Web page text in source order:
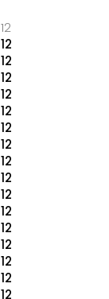
12
12
12
12
12
12
12
12
12
12
12
12
12
12
12
12
12